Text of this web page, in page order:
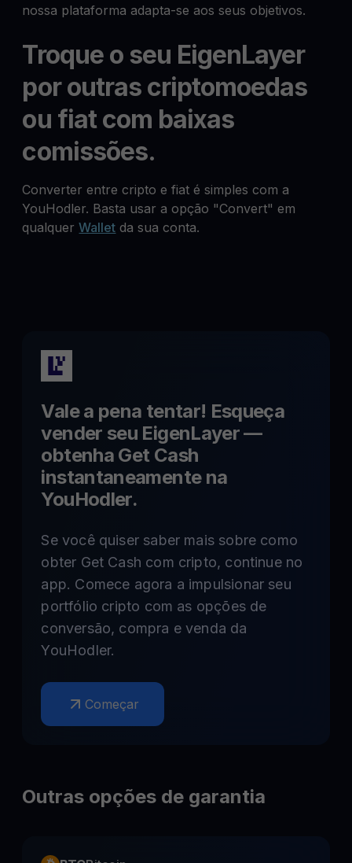
nossa plataforma adapta-se aos seus objetivos.
Troque o seu EigenLayer
por outras criptomoedas
ou fiat com baixas
comissões.
Converter entre cripto e fiat é simples com a
YouHodler. Basta usar a opção "Convert" em
qualquerWallet da sua conta.
Vale a pena tentar! Esqueça
vender seu EigenLayer—
obtenha Get Cash
instantaneamente na
YouHodler.
Se você quiser saber mais sobre como
obter Get Cash com cripto, continue no
app. Comece agora a impulsionar seu
portfólio cripto com as opções de
conversão, compra e venda da
YouHodler.
Começar
Outras opções de garantia